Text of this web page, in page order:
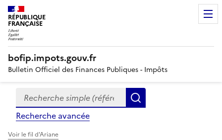
RÉPUBLIQUE
FRANÇAISE
bofip.impots.gouv.fr
Bulletin Officiel des Finances Publiques - Impôts
Formulaire
de
recherche
Recherche simple (références, mots clés, partie du
Recherche avancée
Voir le fil d'Ariane